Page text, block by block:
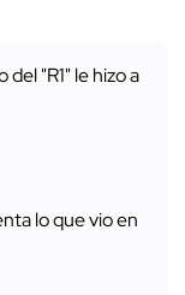
del "R1" le hizo a
lo que vio en